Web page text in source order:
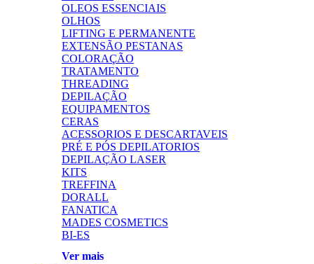
OLEOS ESSENCIAIS
OLHOS
LIFTING E PERMANENTE
EXTENSÃO PESTANAS
COLORAÇÃO
TRATAMENTO
THREADING
DEPILAÇÃO
EQUIPAMENTOS
CERAS
ACESSORIOS E DESCARTAVEIS
PRÉ E PÓS DEPILATORIOS
DEPILAÇÃO LASER
KITS
TREFFINA
DORALL
FANATICA
MADES COSMETICS
BI-ES
Ver mais